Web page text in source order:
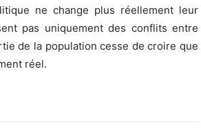
ne change plus réellement leur
pas uniquement des conflits entre
de la population cesse de croire que
réel.